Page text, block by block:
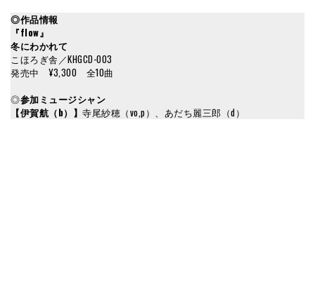
◎作品情報
『flow』
冬にわかれて
こほろぎ舎／KHGCD-003
発売中 ¥3,300 全10曲
◎参加ミュージシャン
【伊賀航（b）】 寺尾紗穂（vo,p）、あだち麗三郎（d）